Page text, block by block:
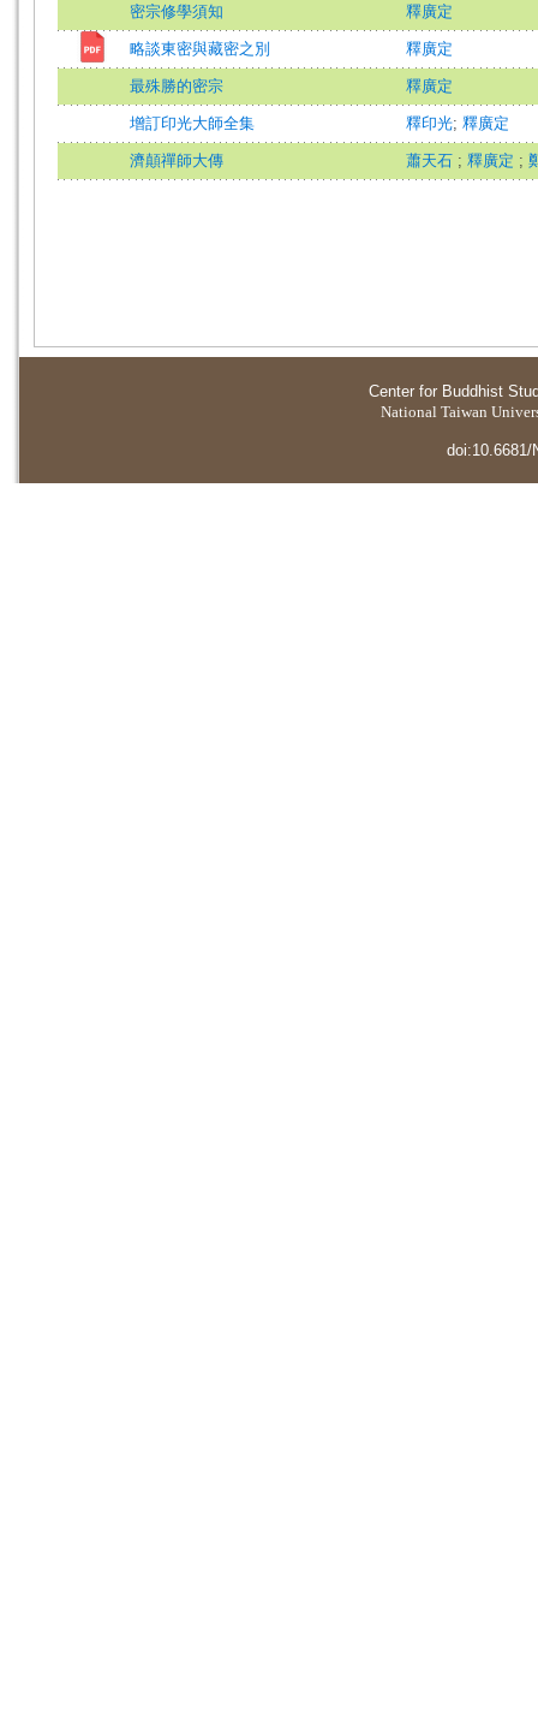
密宗修學須知 釋廣定
略談東密與藏密之別 釋廣定
最殊勝的密宗 釋廣定
增訂印光大師全集 釋印光; 釋廣定
濟顛禪師大傳 蕭天石 ; 釋廣定 ;
Center for Buddhist
National Taiwan
doi:10.6681/